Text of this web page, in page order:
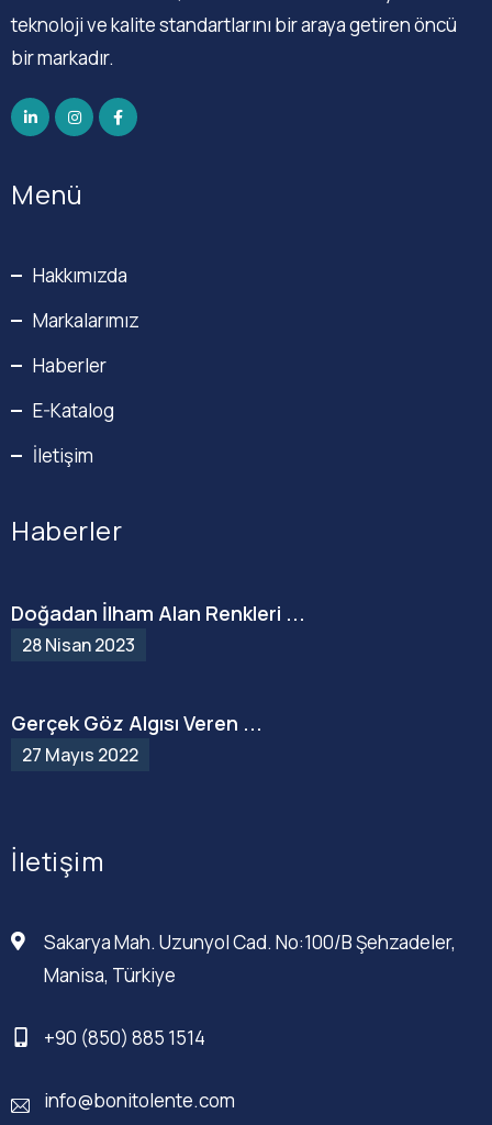
teknoloji ve kalite standartlarını bir araya getiren öncü
bir markadır.
Menü
Hakkımızda
Markalarımız
Haberler
E-Katalog
İletişim
Haberler
Doğadan İlham Alan Renkleri ...
28 Nisan 2023
Gerçek Göz Algısı Veren ...
27 Mayıs 2022
İletişim
Sakarya Mah. Uzunyol Cad. No:100/B Şehzadeler,
Manisa, Türkiye
+90 (850) 885 1514
info@bonitolente.com